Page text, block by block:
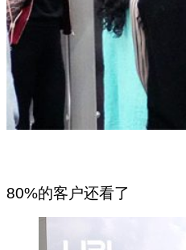
80%的客户还看了